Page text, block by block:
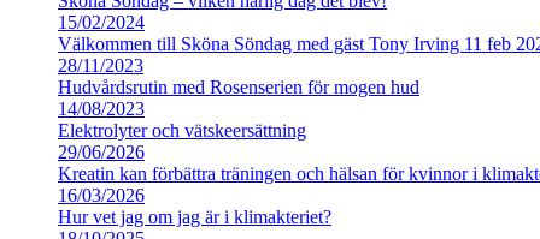
15/02/2024
Välkommen till Sköna Söndag med gäst Tony Irving 11 feb
28/11/2023
Hudvårdsrutin med Rosenserien för mogen hud
14/08/2023
Elektrolyter och vätskeersättning
29/06/2026
Kreatin kan förbättra träningen och hälsan för kvinnor i
16/03/2026
Hur vet jag om jag är i klimakteriet?